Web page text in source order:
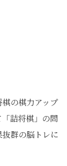
の棋力アップ
詰将棋」の問
群の脳トレに